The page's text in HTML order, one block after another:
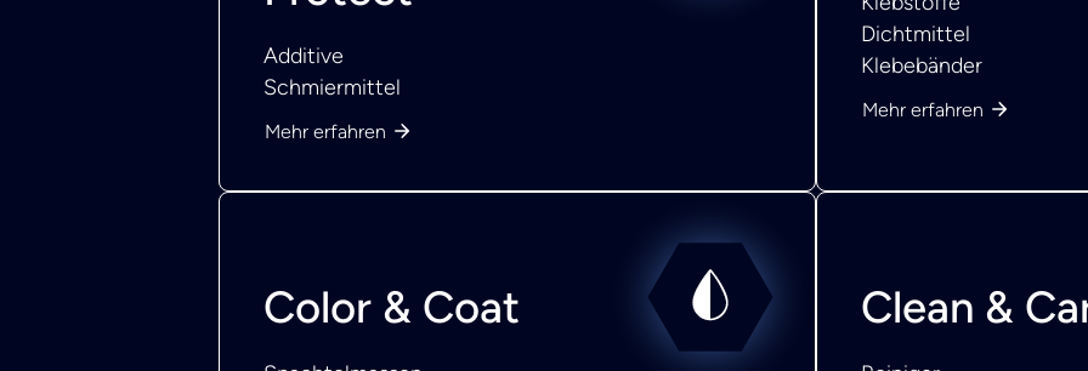
Additive
Schmiermittel
Mehr erfahren
Dichtmittel
Klebebänder
Mehr erfahren
Color & Coat Clean &